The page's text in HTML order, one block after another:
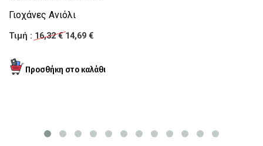
Γιοχάνες Ανιόλι
Τιμή : 16,32 €14,69 €